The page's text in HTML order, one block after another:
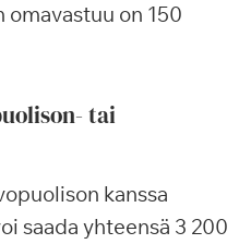
on 150
tai
kanssa
saada yhteensä 3 200